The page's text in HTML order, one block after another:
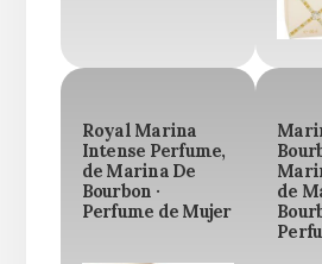
Royal Marina
Intense Perfume,
de Marina De
Bourbon ·
Perfume de Mujer
de